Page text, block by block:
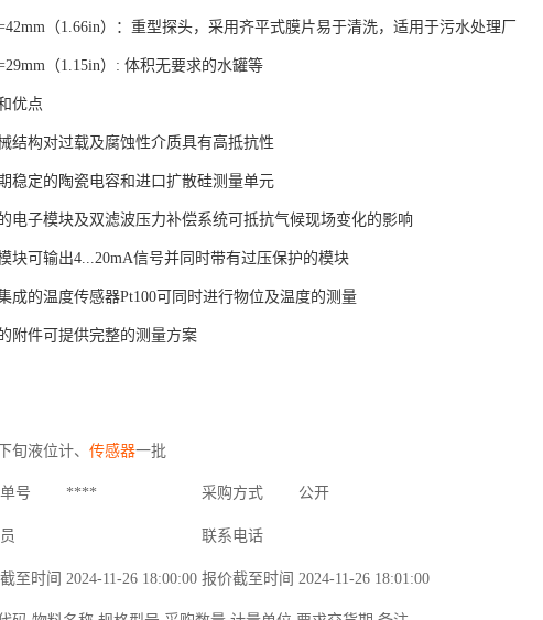
（1.66in）：重型探头，采用齐平式膜片易于清洗，适用于污水处理厂
（1.15in）: 体积无要求的水罐等
优点
结构对过载及腐蚀性介质具有高抵抗性
稳定的陶瓷电容和进口扩散硅测量单元
电子模块及双滤波压力补偿系统可抵抗气候现场变化的影响
块可输出4...20mA信号并同时带有过压保护的模块
成的温度传感器Pt100可同时进行物位及温度的测量
附件可提供完整的测量方案
旬液位计、 传感器一批
号 **** 采购方式 公开
联系电话
至时间 2024-11-26 18:00:00 报价截至时间 2024-11-26 18:01:00